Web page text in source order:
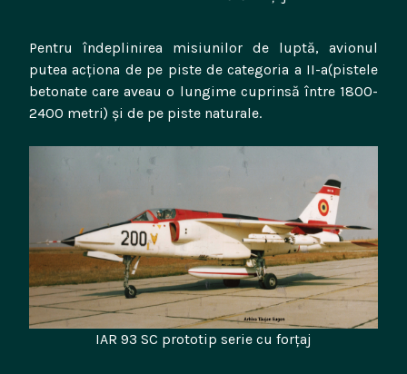
Pentru îndeplinirea misiunilor de luptă, avionul
putea acționa de pe piste de categoria a II-a(pistele
betonate care aveau o lungime cuprinsă între 1800-
2400 metri) și de pe piste naturale.
IAR 93 SC prototip serie cu forțaj